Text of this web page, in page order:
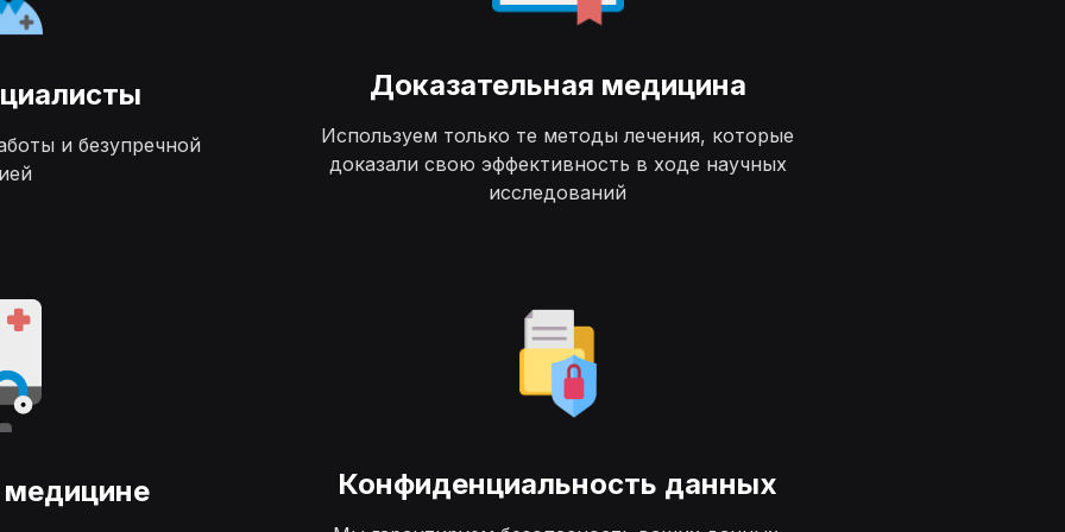
и безупречной
Доказательная медицина
Используем только те методы лечения, которые
доказали свою эффективность в ходе научных
исследований
Конфиденциальность данных